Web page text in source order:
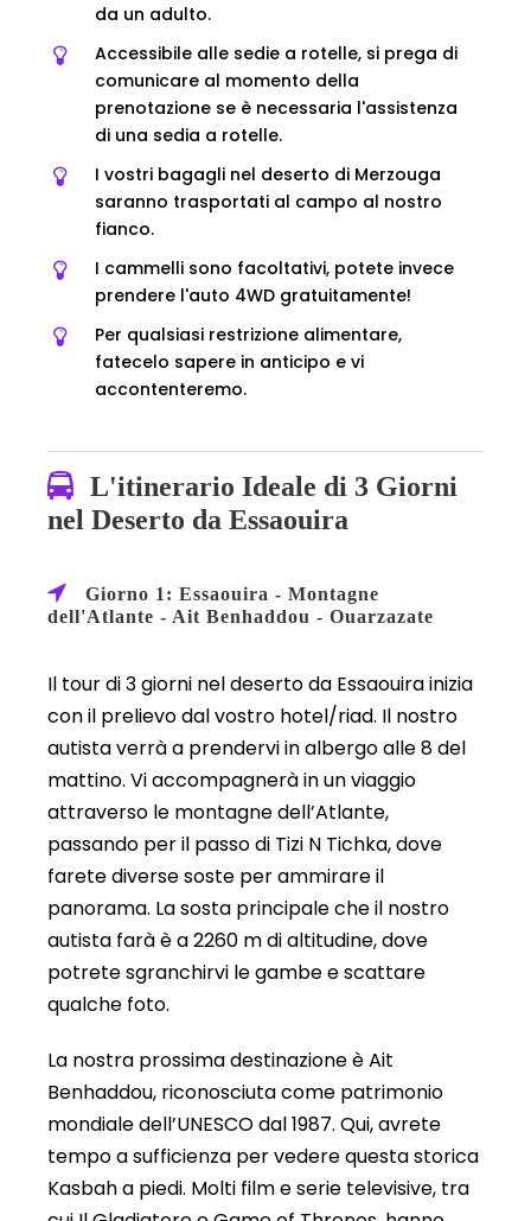
da un adulto.
Accessibile alle sedie a rotelle, si prega di
comunicare al momento della
prenotazione se è necessaria l'assistenza
di una sedia a rotelle.
I vostri bagagli nel deserto di Merzouga
saranno trasportati al campo al nostro
fianco.
I cammelli sono facoltativi, potete invece
prendere l'auto 4WD gratuitamente!
Per qualsiasi restrizione alimentare,
fatecelo sapere in anticipo e vi
accontenteremo.
L'itinerario Ideale di 3 Giorni
nel Deserto da Essaouira
Giorno 1: Essaouira - Montagne
dell'Atlante - Ait Benhaddou - Ouarzazate
Il tour di 3 giorni nel deserto da Essaouira inizia
con il prelievo dal vostro hotel/riad. Il nostro
autista verrà a prendervi in albergo alle 8 del
mattino. Vi accompagnerà in un viaggio
attraverso le montagne dell’Atlante,
passando per il passo di Tizi N Tichka, dove
farete diverse soste per ammirare il
panorama. La sosta principale che il nostro
autista farà è a 2260 m di altitudine, dove
potrete sgranchirvi le gambe e scattare
qualche foto.
La nostra prossima destinazione è Ait
Benhaddou, riconosciuta come patrimonio
mondiale dell’UNESCO dal 1987. Qui, avrete
tempo a sufficienza per vedere questa storica
Kasbah a piedi. Molti film e serie televisive, tra